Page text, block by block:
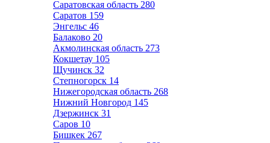
Саратовская область 280
Саратов 159
Энгельс 46
Балаково 20
Акмолинская область 273
Кокшетау 105
Щучинск 32
Степногорск 14
Нижегородская область 268
Нижний Новгород 145
Дзержинск 31
Саров 10
Бишкек 267